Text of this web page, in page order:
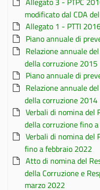
modificato dal CDA
Allegato 1 - PTTI
Piano annuale di
Relazione annuale
della corruzione 2015
Piano annuale di
Relazione annuale
della corruzione 2014
Verbali di nomina del
della corruzione fino
Verbali di nomina del
fino a febbraio 2022
Atto di nomina del
della Corruzione e
marzo 2022